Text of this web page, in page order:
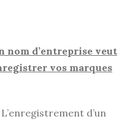
nom d’entreprise veut
vos marques
d’un